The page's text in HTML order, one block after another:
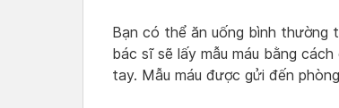
Bạn có thể ăn uống bình thường
bác sĩ sẽ lấy mẫu máu bằng
tay. Mẫu máu được gửi đến